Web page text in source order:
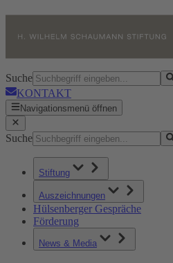
Suche
KONTAKT
Navigationsmenü öffnen
Suche
Stiftung
Auszeichnungen
Hülsenberger Gespräche
Förderung
News & Media